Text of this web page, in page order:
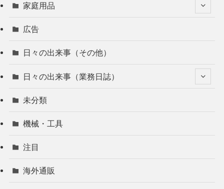
家庭用品
広告
日々の出来事（その他）
日々の出来事（業務日誌）
未分類
機械・工具
注目
海外通販